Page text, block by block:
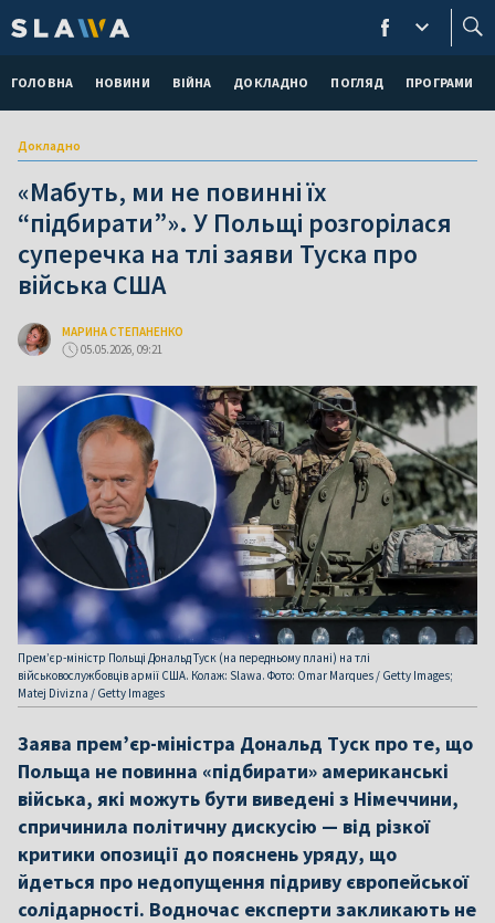
ГОЛОВНА НОВИНИ ВІЙНА ДОКЛАДНО ПОГЛЯД ПРОГРАМИ
Докладно
«Мабуть, ми не повинні їх
“підбирати”». У Польщі розгорілася
суперечка на тлі заяви Туска про
війська США
МАРИНА СТЕПАНЕНКО
05.05.2026, 09:21
Прем’єр-міністр Польщі Дональд Туск (на передньому плані) на тлі
військовослужбовців армії США. Колаж: Slawa. Фото: Omar Marques / Getty Images;
Matej Divizna / Getty Images
Заява прем’єр-міністра Дональд Туск про те, що
Польща не повинна «підбирати» американські
війська, які можуть бути виведені з Німеччини,
спричинила політичну дискусію — від різкої
критики опозиції до пояснень уряду, що
йдеться про недопущення підриву європейської
солідарності. Водночас експерти закликають не